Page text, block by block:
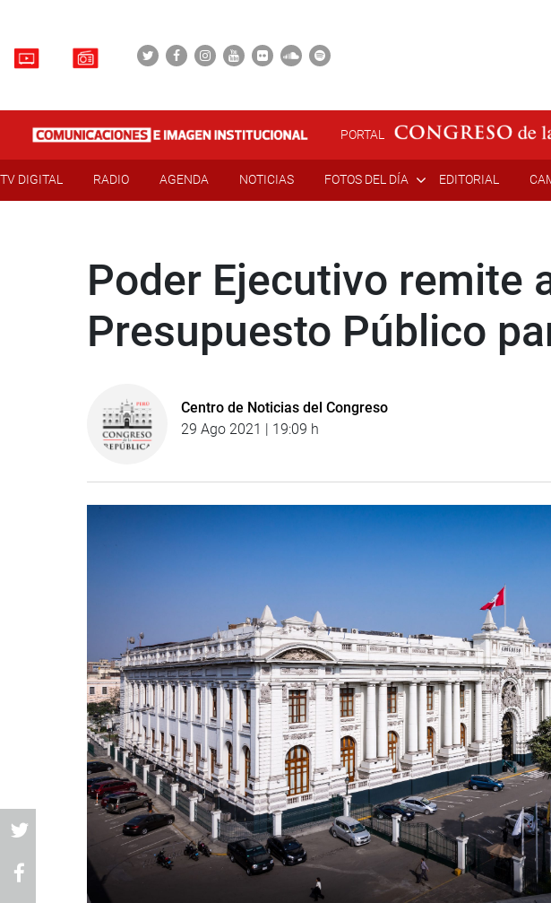
PORTAL
TV DIGITAL RADIO AGENDA NOTICIAS FOTOS DEL DÍA EDITORIAL
Poder Ejecutivo remite
Presupuesto Público
Centro de Noticias del Congreso
29 Ago 2021 | 19:09 h